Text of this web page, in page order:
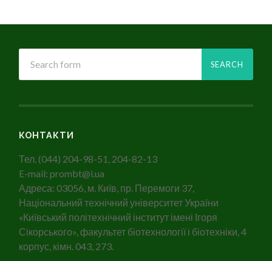
КОНТАКТИ
Тел. (044) 204-98-51, 204-82-13
E-mail: prombt@i.ua
Адреса: 03056, м. Київ, пр. Перемоги 37,
Національний технічний університет України
«Київський політехнічний інститут імені Ігоря
Сікорського», факультет біотехнології і біотехніки, 4
корпус, кімн. 043, 273.